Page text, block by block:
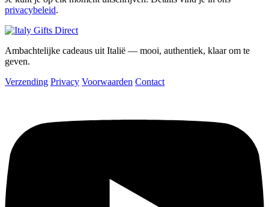
privacybeleid.
Ambachtelijke cadeaus uit Italië — mooi, authentiek, klaar om te
geven.
Verzending Privacy Voorwaarden Contact